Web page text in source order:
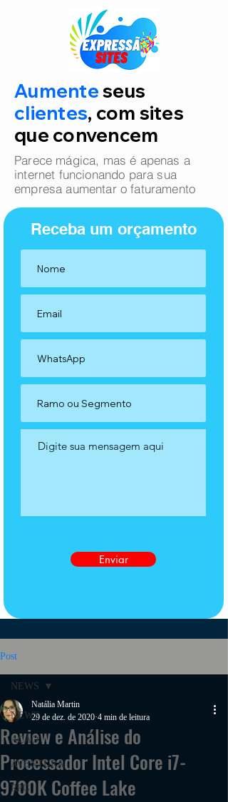
Aumenteseus
clientes, com sites
que convencem
Parece mágica, mas é apenas a
internet funcionando para sua
empresa aumentar o faturamento
Receba um orçamento
Enviar
Post
NEWS
AÇÃO
AVENTURA
RPG
NEWS
Review e Análise do
Processador Intel Core i7-
9700K Coffee Lake
Natália Martin
29 de dez. de 2020 4 min de leitura